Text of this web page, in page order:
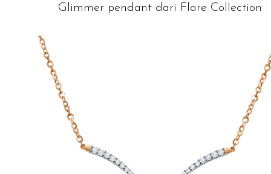
Glimmer pendant dari Flare Collection